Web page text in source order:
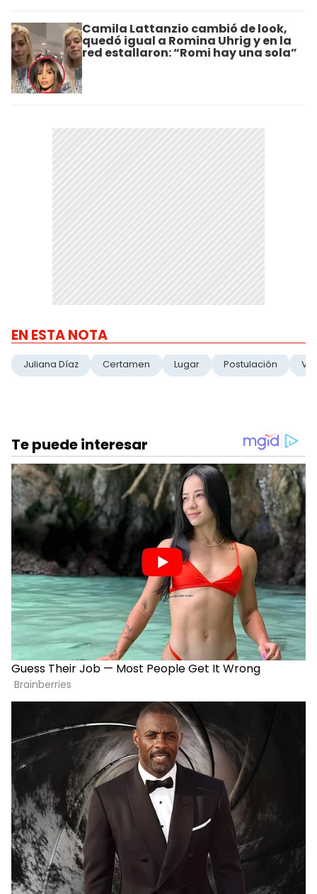
Camila Lattanzio cambió de look,
quedó igual a Romina Uhrig y en la
red estallaron: “Romi hay una sola”
EN ESTA NOTA
Juliana Díaz Certamen Lugar Postulación